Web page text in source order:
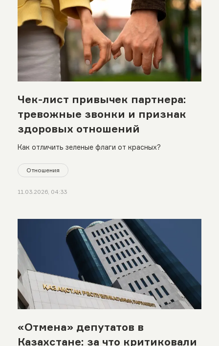
Чек-лист привычек партнера:
тревожные звонки и признак
здоровых отношений
Как отличить зеленые флаги от красных?
Отношения
11.03.2026, 04:33
«Отмена» депутатов в
Казахстане: за что критиковали